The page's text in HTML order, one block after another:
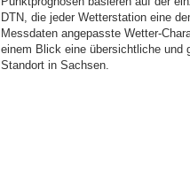
DTN, die jeder Wetterstation eine
Messdaten angepasste Wetter-
einem Blick eine übersichtliche und
Standort in Sachsen.